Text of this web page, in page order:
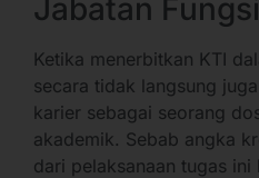
Jabatan
Ketika menerbitkan KTI
secara tidak langsung
karier sebagai seorang
akademik. Sebab angka
dari pelaksanaan tugas ini